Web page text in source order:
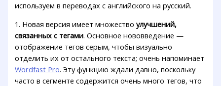
используем в переводах с английского на русский.
1. Новая версия имеет множествоулучшений,
связанных с тегами. Основное нововведение —
отображение тегов серым, чтобы визуально
отделить их от остального текста; очень напоминает
Wordfast Pro. Эту функцию ждали давно, поскольку
часто в сегменте содержится очень много тегов, что